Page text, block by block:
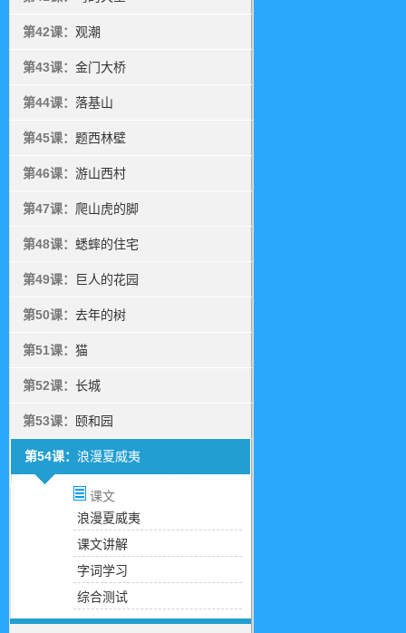
第42课： 观潮
第43课： 金门大桥
第44课： 落基山
第45课： 题西林壁
第46课： 游山西村
第47课： 爬山虎的脚
第48课： 蟋蟀的住宅
第49课： 巨人的花园
第50课： 去年的树
第51课： 猫
第52课： 长城
第53课： 颐和园
第54课： 浪漫夏威夷
课文
浪漫夏威夷
课文讲解
字词学习
综合测试